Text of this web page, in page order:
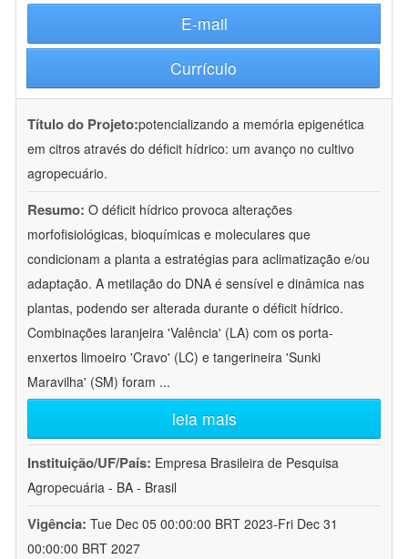
E-mail
Currículo
Título do Projeto:potencializando a memória epigenética
em citros através do déficit hídrico: um avanço no cultivo
agropecuário.
Resumo: O déficit hídrico provoca alterações
morfofisiológicas, bioquímicas e moleculares que
condicionam a planta a estratégias para aclimatização e/ou
adaptação. A metilação do DNA é sensível e dinâmica nas
plantas, podendo ser alterada durante o déficit hídrico.
Combinações laranjeira 'Valência' (LA) com os porta-
enxertos limoeiro 'Cravo' (LC) e tangerineira 'Sunki
Maravilha' (SM) foram ...
leia mais
Instituição/UF/País: Empresa Brasileira de Pesquisa
Agropecuária - BA - Brasil
Vigência: Tue Dec 05 00:00:00 BRT 2023-Fri Dec 31
00:00:00 BRT 2027